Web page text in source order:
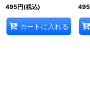
495円(税込)
カートに入れる
495